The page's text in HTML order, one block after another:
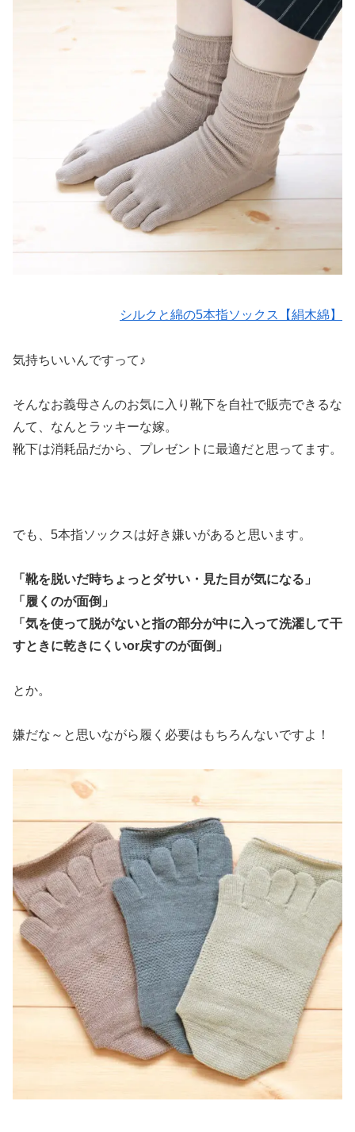
シルクと綿の5本指ソックス【絹木綿】
気持ちいいんですって♪
そんなお義母さんのお気に入り靴下を自社で販売できるな
んて、なんとラッキーな嫁。
靴下は消耗品だから、プレゼントに最適だと思ってます。
でも、5本指ソックスは好き嫌いがあると思います。
「靴を脱いだ時ちょっとダサい・見た目が気になる」
「履くのが面倒」
「気を使って脱がないと指の部分が中に入って洗濯して干
すときに乾きにくいor戻すのが面倒」
とか。
嫌だな～と思いながら履く必要はもちろんないですよ！